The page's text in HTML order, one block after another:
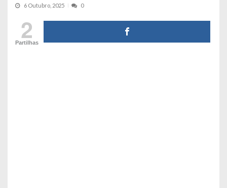
6 Outubro, 2025 0
2
Partilhas